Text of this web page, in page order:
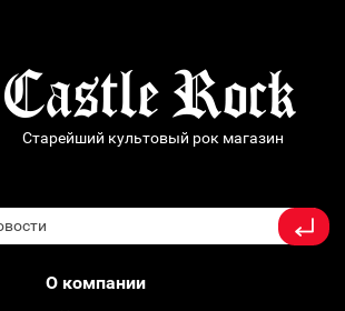
Старейший культовый рок магазин
О компании